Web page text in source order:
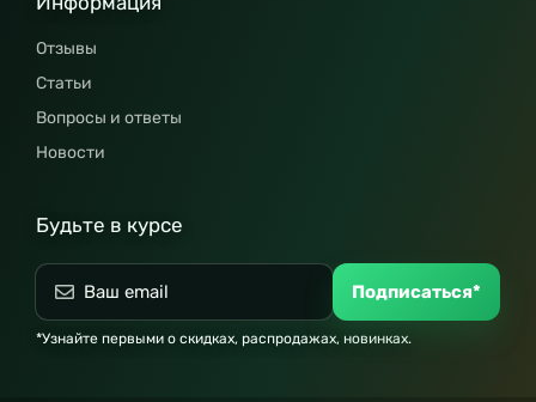
Отзывы
Статьи
Вопросы и ответы
Новости
Будьте в курсе
Подписаться*
*Узнайте первыми о скидках, распродажах, новинках.